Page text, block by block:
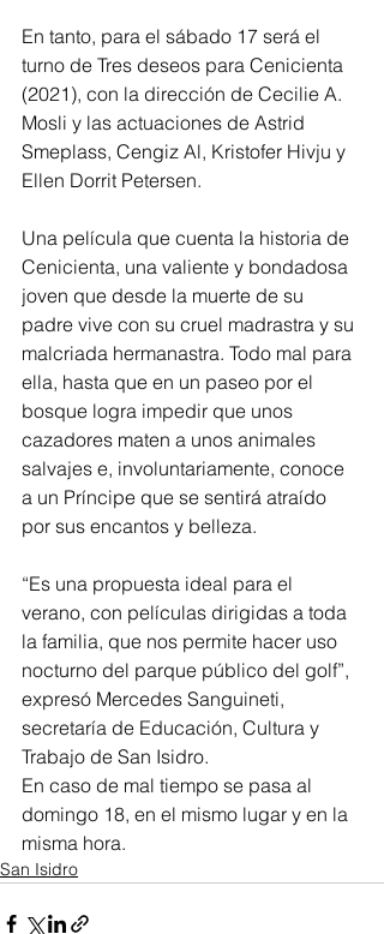
En tanto, para el sábado 17 será el
turno de Tres deseos para Cenicienta
(2021), con la dirección de Cecilie A.
Mosli y las actuaciones de Astrid
Smeplass, Cengiz Al, Kristofer Hivju y
Ellen Dorrit Petersen.
Una película que cuenta la historia de
Cenicienta, una valiente y bondadosa
joven que desde la muerte de su
padre vive con su cruel madrastra y su
malcriada hermanastra. Todo mal para
ella, hasta que en un paseo por el
bosque logra impedir que unos
cazadores maten a unos animales
salvajes e, involuntariamente, conoce
a un Príncipe que se sentirá atraído
por sus encantos y belleza.
“Es una propuesta ideal para el
verano, con películas dirigidas a toda
la familia, que nos permite hacer uso
nocturno del parque público del golf”,
expresó Mercedes Sanguineti,
secretaría de Educación, Cultura y
Trabajo de San Isidro.
En caso de mal tiempo se pasa al
domingo 18, en el mismo lugar y en la
misma hora.
San Isidro